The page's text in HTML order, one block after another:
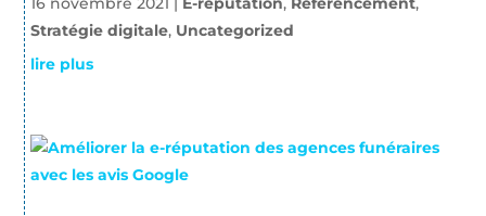
Stratégie digitale, Uncategorized
lire plus